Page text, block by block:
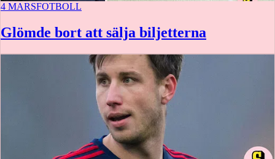
4 MARSFOTBOLL
Glömde bort att sälja biljetterna